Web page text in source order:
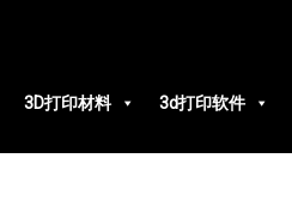
3D打印材料 3d打印软件